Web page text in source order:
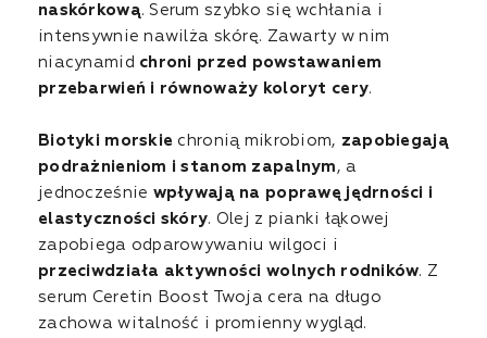
naskórkową. Serum szybko się wchłania i
intensywnie nawilża skórę. Zawarty w nim
niacynamid chroni przed powstawaniem
przebarwień i równoważy koloryt cery.
Biotyki morskie chronią mikrobiom, zapobiegają
podrażnieniom i stanom zapalnym , a
jednocześnie wpływają na poprawę jędrności i
elastyczności skóry. Olej z pianki łąkowej
zapobiega odparowywaniu wilgoci i
przeciwdziała aktywności wolnych rodników. Z
serum Ceretin Boost Twoja cera na długo
zachowa witalność i promienny wygląd.